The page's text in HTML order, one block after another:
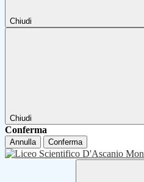
Chiudi
Chiudi
Conferma
Annulla Conferma